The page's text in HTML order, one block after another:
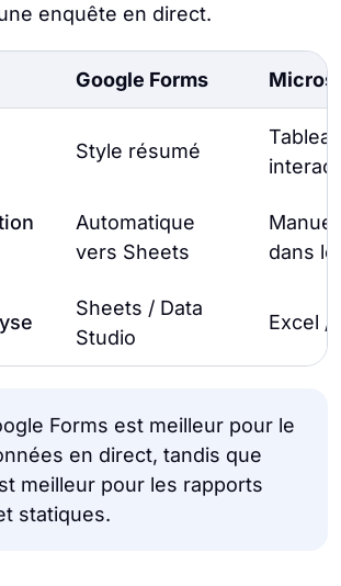
enquête en direct.
Google Forms
Style résumé
Automatique
vers Sheets
dans
Sheets / Data
Studio
Excel /
Forms est meilleur pour le
en direct, tandis que
meilleur pour les rapports
statiques.